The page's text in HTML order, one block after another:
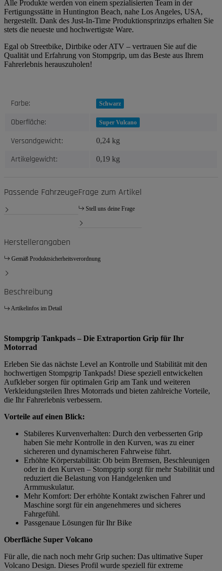
Alle Produkte werden von einem spezialisierten Team in der
Fertigungsstätte in Huntington Beach, nahe Los Angeles, USA,
hergestellt. Dank des Just-In-Time Produktionsprinzips erhalten Sie
stets die neueste und hochwertigste Ware.
Egal ob Streetbike, Dirtbike oder ATV – vertrauen Sie auf die
Qualität und Erfahrung von Stompgrip, um das Beste aus Ihrem
Fahrerlebnis herauszuholen!
Produkteigenschaft
Wert
Farbe: Schwarz
Oberfläche: Super Vulcano
Versandgewicht: 0,24 kg
Artikelgewicht: 0,19 kg
Passende FahrzeugeFrage zum Artikel
Stell uns deine Frage
Herstellerangaben
Gemäß Produktsicherheitsverordnung
Beschreibung
Artikelinfos im Detail
Stompgrip Tankpads – Die Extraportion Grip für Ihr
Motorrad
Erleben Sie das nächste Level an Kontrolle und Stabilität mit den
hochwertigen Stompgrip Tankpads! Diese speziell entwickelten
Aufkleber sorgen für optimalen Grip am Tank und weiteren
Verkleidungsteilen Ihres Motorrads und bieten zahlreiche Vorteile,
die Ihr Fahrerlebnis verbessern.
Vorteile auf einen Blick:
Stabileres Kurvenverhalten: Durch den verbesserten Grip
haben Sie mehr Kontrolle in den Kurven, was zu einer
sichereren und dynamischeren Fahrweise führt.
Erhöhte Körperstabilität: Ob beim Bremsen, Beschleunigen
oder in den Kurven – Stompgrip sorgt für mehr Stabilität und
reduziert die Belastung von Handgelenken und
Armmuskulatur.
Mehr Komfort: Der erhöhte Kontakt zwischen Fahrer und
Maschine sorgt für ein angenehmeres und sicheres
Fahrgefühl.
Passgenaue Lösungen für Ihr Bike
Oberfläche Super Volcano
Für alle, die nach noch mehr Grip suchen: Das ultimative Super
Volcano Design. Dieses Profil wurde speziell für extreme